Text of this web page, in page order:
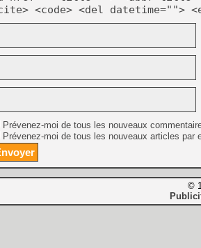
<code> <del datetime="">
Prévenez-moi de tous les nouveaux
Prévenez-moi de tous les nouveaux articles par
©